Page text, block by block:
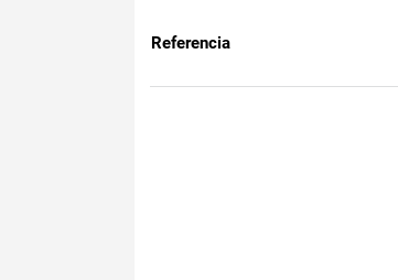
Referencia